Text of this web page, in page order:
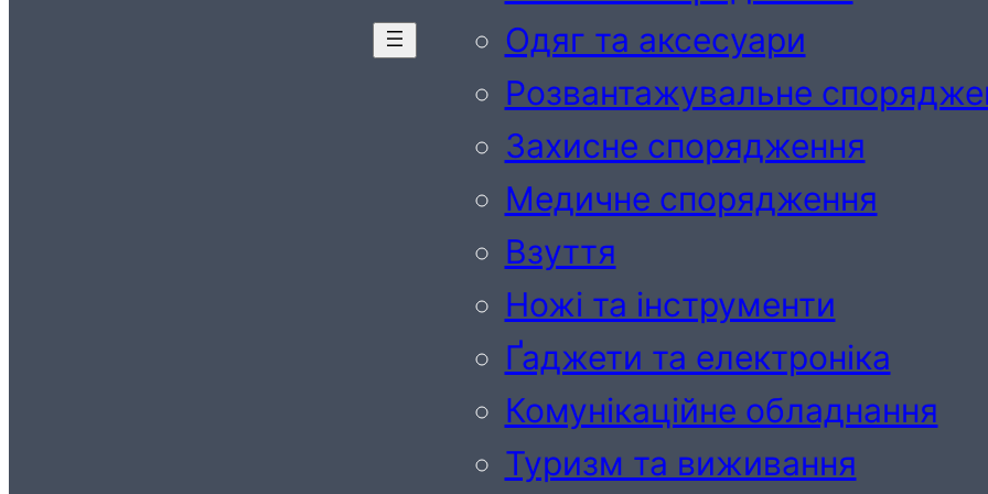
Одяг та аксесуари
Розвантажувальне
Захисне спорядження
Медичне спорядження
Взуття
Ножі та інструменти
Ґаджети та електроніка
Комунікаційне обладнання
Туризм та виживання